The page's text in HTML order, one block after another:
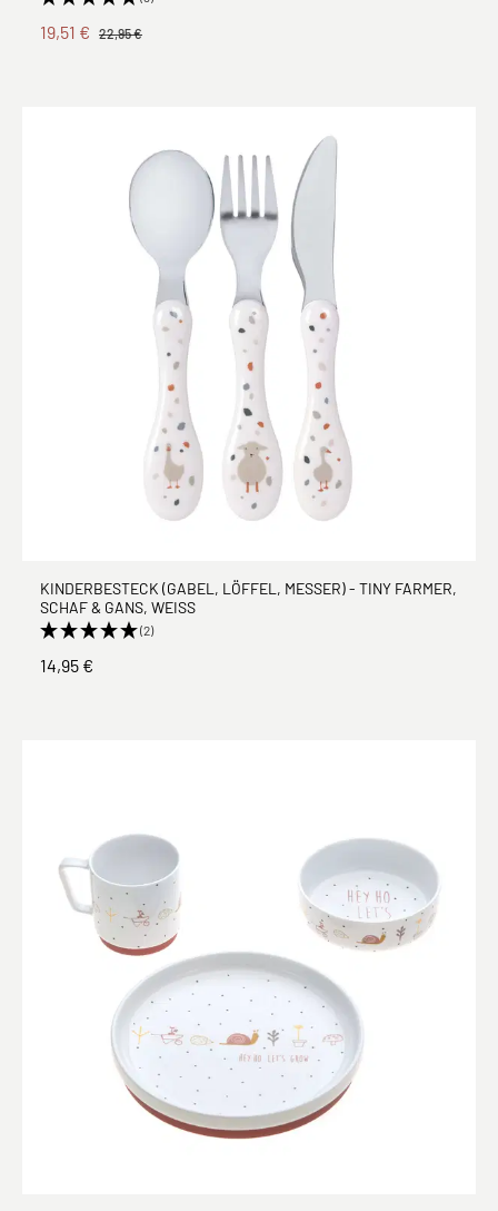
19,51 € 22,95 €
KINDERBESTECK (GABEL, LÖFFEL, MESSER) - TINY FARMER,
SCHAF & GANS, WEISS
(2)
14,95 €